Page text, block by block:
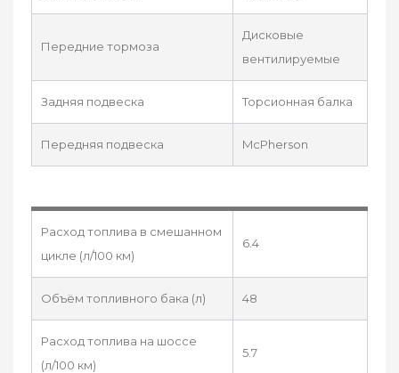
Передние тормоза
Дисковые
вентилируемые
Задняя подвеска Торсионная балка
Передняя подвеска McPherson
Расход топлива в смешанном
цикле (л/100 км)
6.4
Объём топливного бака (л) 48
Расход топлива на шоссе
(л/100 км)
5.7